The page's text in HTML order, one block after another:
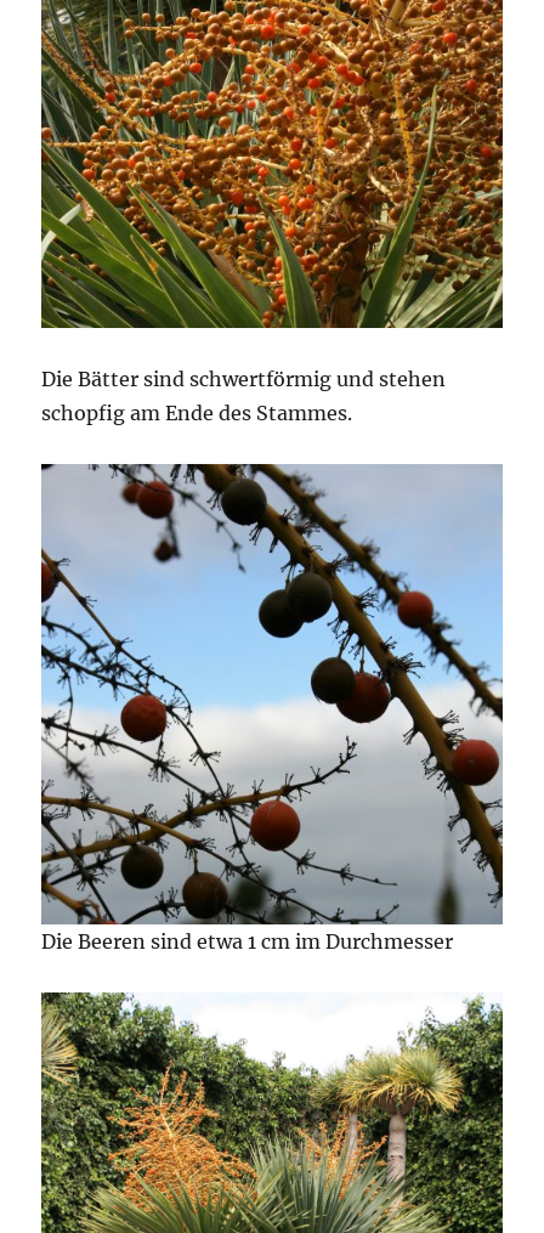
Die Bätter sind schwertförmig und stehen
schopfig am Ende des Stammes.
Die Beeren sind etwa 1 cm im Durchmesser